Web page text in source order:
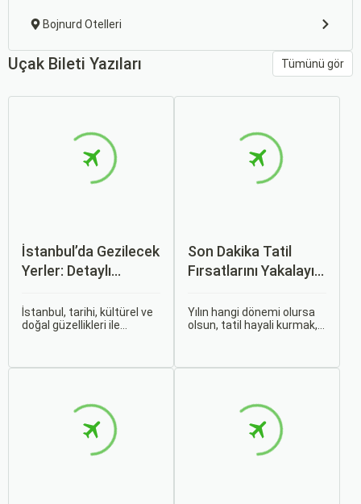
Bojnurd Otelleri
Uçak Bileti Yazıları Tümünü gör
İstanbul’da Gezilecek
Yerler: Detaylı
İstanbul, tarihi, kültürel ve
doğal güzellikleri ile
dinamikleriyle uyum içinde
yaşamaktadır.
Son Dakika Tatil
Fırsatlarını Yakalayın:
İpuçları
Yılın hangi dönemi olursa
olsun, tatil hayali kurmak,
çıkmak bazen zorlayıcı